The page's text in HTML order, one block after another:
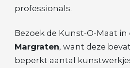
professionals.
Bezoek de Kunst-O-Maat in
Margraten, want deze
beperkt aantal